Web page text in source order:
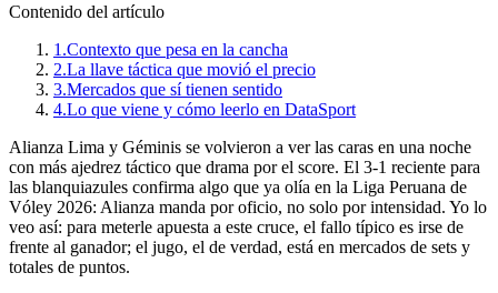
Contenido del artículo
1.Contexto que pesa en la cancha
2.La llave táctica que movió el precio
3.Mercados que sí tienen sentido
4.Lo que viene y cómo leerlo en DataSport
Alianza Lima y Géminis se volvieron a ver las caras en una noche
con más ajedrez táctico que drama por el score. El 3-1 reciente para
las blanquiazules confirma algo que ya olía en la Liga Peruana de
Vóley 2026: Alianza manda por oficio, no solo por intensidad. Yo lo
veo así: para meterle apuesta a este cruce, el fallo típico es irse de
frente al ganador; el jugo, el de verdad, está en mercados de sets y
totales de puntos.